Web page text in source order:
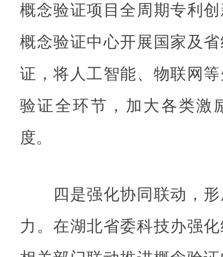
概念验证项目全周期专利
概念验证中心开展国家及
证，将人工智能、物联网
验证全环节，加大各类激
度。
四是强化协同联动，形
力。在湖北省委科技办强